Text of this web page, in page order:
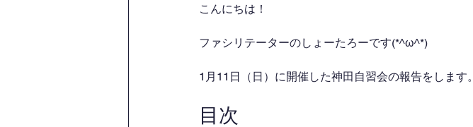
こんにちは！
ファシリテーターのしょーたろーです(*^ω^*)
1月11日（日）に開催した神田自習会の報告をします。
目次